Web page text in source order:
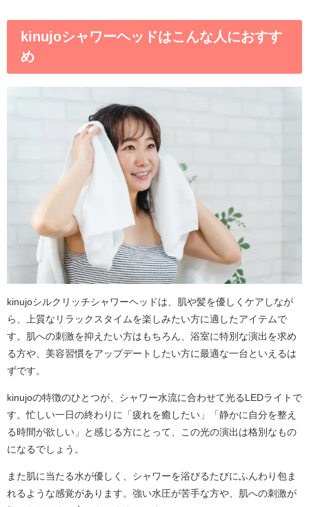
kinujoシャワーヘッドはこんな人におすす
め
kinujoシルクリッチシャワーヘッドは、肌や髪を優しくケアしなが
ら、上質なリラックスタイムを楽しみたい方に適したアイテムで
す。肌への刺激を抑えたい方はもちろん、浴室に特別な演出を求め
る方や、美容習慣をアップデートしたい方に最適な一台といえるは
ずです。
kinujoの特徴のひとつが、シャワー水流に合わせて光るLEDライトで
す。忙しい一日の終わりに「疲れを癒したい」「静かに自分を整え
る時間が欲しい」と感じる方にとって、この光の演出は格別なもの
になるでしょう。
また肌に当たる水が優しく、シャワーを浴びるたびにふんわり包ま
れるような感覚があります。強い水圧が苦手な方や、肌への刺激が